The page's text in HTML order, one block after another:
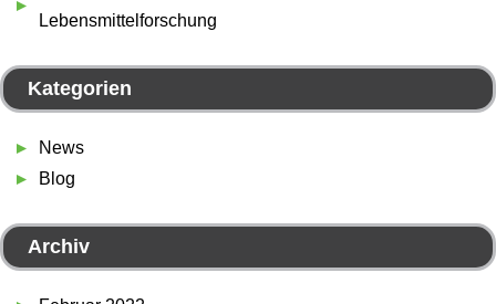
Lebensmittelforschung
Kategorien
News
Blog
Archiv